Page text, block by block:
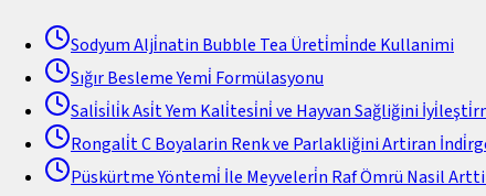
Sodyum Alji̇natin Bubble Tea Üreti̇mi̇nde Kullanimi
Sığır Besleme Yemi̇ Formülasyonu
Sali̇si̇li̇k Asi̇t Yem Kali̇tesi̇ni̇ ve Hayvan Sağliğini
Rongali̇t C Boyalarin Renk ve Parlakliğini Artiran
Püskürtme Yöntemi̇ İle Meyveleri̇n Raf Ömrü Nasil